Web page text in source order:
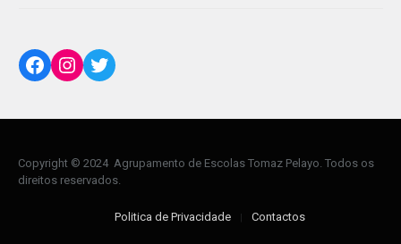
Facebook
Instagram
Twitter
Copyright © 2024 Agrupamento de Escolas Tomaz Pelayo. Todos os
direitos reservados.
Politica de Privacidade Contactos